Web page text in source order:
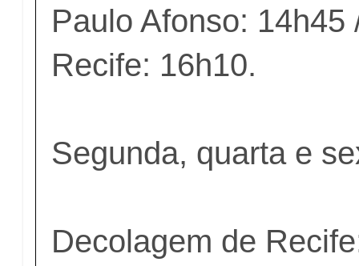
Paulo Afonso: 14h45
Recife: 16h10.
Segunda, quarta e
Decolagem de